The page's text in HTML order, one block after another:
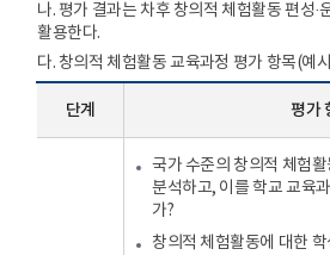
(1.
학교의
창의적
체험활동의
프로그램
나. 평가 결과는 차후 창의적 체험활동 편성·
활용한다.
다. 창의적 체험활동 교육과정 평가 항목(예
단계 평가
국가 수준의 창의적 체험
분석하고, 이를 학교 교육
가?
창의적 체험활동에 대한